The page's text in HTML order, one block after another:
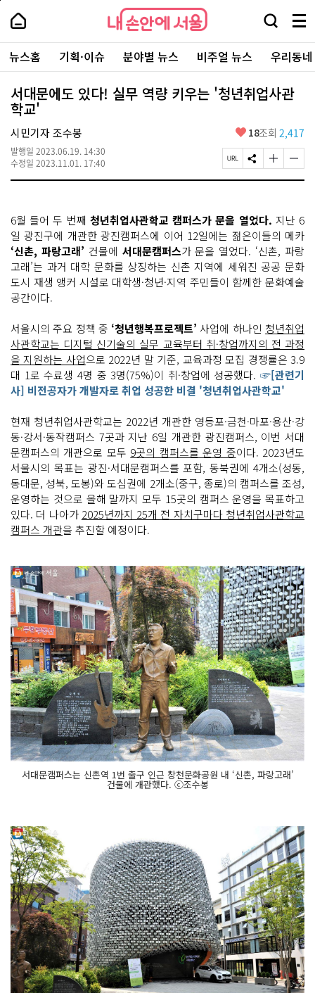
본
로
가
내
손
안
에
서
울
-
서
울
시
대
표
소
통
포
내
손
에
울
검
창
열
기
메
뉴
전
체
보
주
요
서
뉴스홈 기획·이슈 분야별 뉴스 비주얼 뉴스 우리동
서대문에도 있다! 실무 역량 키우는 '청년취업사관
학교'
시민기자 조수봉
발행일 2023.06.19. 14:30
수정일 2023.11.01. 17:40
좋
요
18조회 2,417
페
이
L
복
사
S
N
유
하
기
글
자
크
게
변
경
하
기
글
자
게
변
경
하
기
6월 들어 두 번째 청년취업사관학교 캠퍼스가 문을 열었다. 지난 6
일 광진구에 개관한 광진캠퍼스에 이어 12일에는 젊은이들의 메카
‘신촌, 파랑고래’ 건물에 서대문캠퍼스가 문을 열었다. ‘신촌, 파랑
고래’는 과거 대학 문화를 상징하는 신촌 지역에 세워진 공공 문화
도시 재생 앵커 시설로 대학생·청년·지역 주민들이 함께한 문화예술
공간이다.
서울시의 주요 정책 중 ‘청년행복프로젝트’ 사업에 하나인 청년취업
사관학교는 디지털 신기술의 실무 교육부터 취·창업까지의 전 과정
을 지원하는 사업으로 2022년 말 기준, 교육과정 모집 경쟁률은 3.9
대 1로 수료생 4명 중 3명(75%)이 취·창업에 성공했다. ☞[관련기
사] 비전공자가 개발자로 취업 성공한 비결 '청년취업사관학교'
현재 청년취업사관학교는 2022년 개관한 영등포·금천·마포·용산·강
동·강서·동작캠퍼스 7곳과 지난 6일 개관한 광진캠퍼스, 이번 서대
문캠퍼스의 개관으로 모두 9곳의 캠퍼스를 운영 중이다. 2023년도
서울시의 목표는 광진·서대문캠퍼스를 포함, 동북권에 4개소(성동,
동대문, 성북, 도봉)와 도심권에 2개소(중구, 종로)의 캠퍼스를 조성,
운영하는 것으로 올해 말까지 모두 15곳의 캠퍼스 운영을 목표하고
있다. 더 나아가 2025년까지 25개 전 자치구마다 청년취업사관학교
캠퍼스 개관을 추진할 예정이다.
서대문캠퍼스는 신촌역 1번 출구 인근 창천문화공원 내 ‘신촌, 파랑고래’
건물에 개관했다. ⓒ조수봉
페
상
단
로